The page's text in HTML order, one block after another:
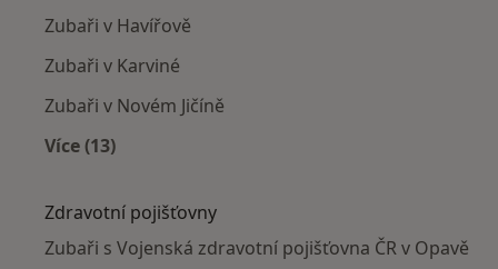
Zubaři v Havířově
Zubaři v Karviné
Zubaři v Novém Jičíně
Více (13)
Zdravotní pojišťovny
Zubaři s Vojenská zdravotní pojišťovna ČR v Opavě